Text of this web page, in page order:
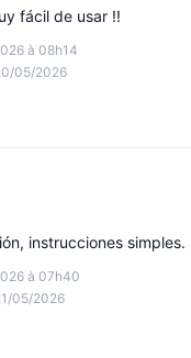
à 08h14
05/2026
fácil de usar !!
à 07h40
05/2026
instrucciones simples.